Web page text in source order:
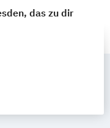
das zu dir